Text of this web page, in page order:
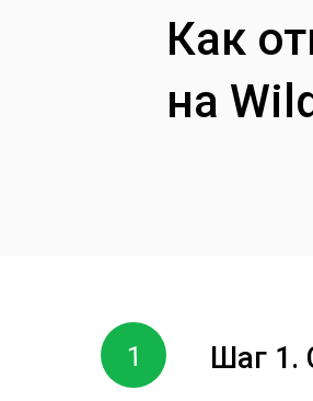
Как
на
1 Шаг 1.